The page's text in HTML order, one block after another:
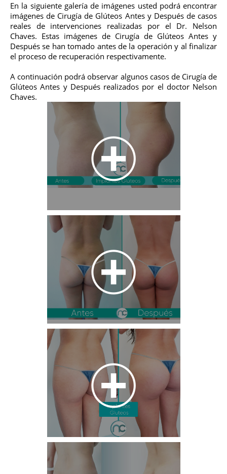
En la siguiente galería de imágenes usted podrá encontrar
imágenes de Cirugía de Glúteos Antes y Después de casos
reales de intervenciones realizadas por el Dr. Nelson
Chaves. Estas imágenes de Cirugía de Glúteos Antes y
Después se han tomado antes de la operación y al finalizar
el proceso de recuperación respectivamente.
A continuación podrá observar algunos casos de Cirugía de
Glúteos Antes y Después realizados por el doctor Nelson
Chaves.